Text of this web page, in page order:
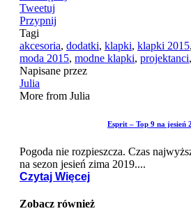
Tweetuj
Przypnij
Tagi
akcesoria, dodatki, klapki, klapki 2015,
moda 2015, modne klapki, projektanci,
Napisane przez
Julia
More from Julia
Esprit – Top 9 na jesień
Pogoda nie rozpieszcza. Czas
na sezon jesień zima 2019....
Czytaj Więcej
Zobacz również